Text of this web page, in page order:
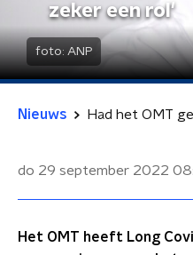
zeker een rol'
foto: ANP
Nieuws
do 29 september 2022
Het OMT heeft Long